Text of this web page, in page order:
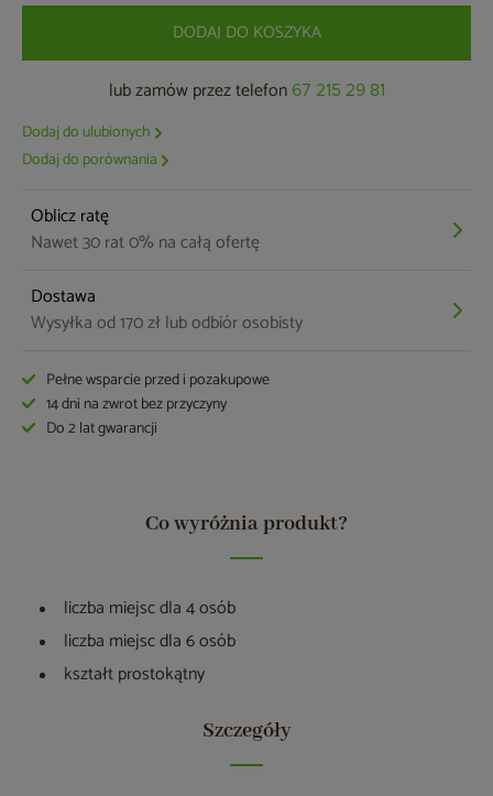
DODAJ DO KOSZYKA
lub zamów przez telefon 67 215 29 81
Dodaj do ulubionych
Dodaj do porównania
Oblicz ratę
Nawet 30 rat 0% na całą ofertę
Dostawa
Wysyłka od 170 zł lub odbiór osobisty
Pełne wsparcie przed i pozakupowe
14 dni na zwrot bez przyczyny
Do 2 lat gwarancji
Co wyróżnia produkt?
liczba miejsc dla 4 osób
liczba miejsc dla 6 osób
kształt prostokątny
Szczegóły